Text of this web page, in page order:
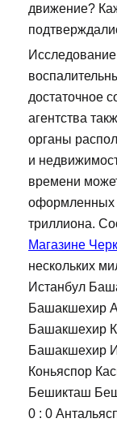
движение?
достаточное
агентства
органы
и
времени
оформленных
триллиона.
Магазине
нескольких
Истанбул
Башакшехир
Башакшехир
Башакшехир
Коньяспор
Бешикташ
0 : 0